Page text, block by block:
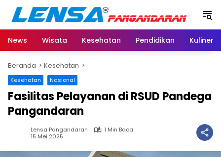
Langsung
konten
News
Wisata Kesehatan Pendidikan Kuliner
Beranda Kesehatan
Kesehatan Nasional
Fasilitas Pelayanan di RSUD Pandega
Pangandaran
Lensa Pangandaran
1 Min Baca
15 Mei 2025